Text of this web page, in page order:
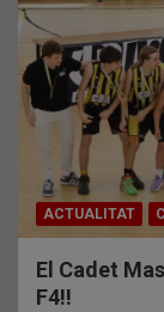
ACTUALITAT
El Cadet
F4!!